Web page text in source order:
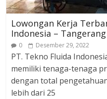
Lowongan Kerja
Indonesia –
0 Desember 29, 2022
PT. Tekno Fluida
memiliki tenaga-tenaga
dengan total
lebih dari 25